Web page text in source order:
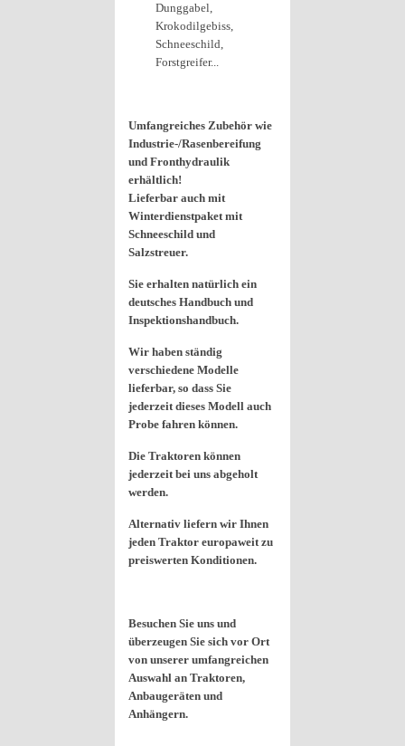
Dunggabel,
Krokodilgebiss,
Schneeschild,
Forstgreifer...
Umfangreiches Zubehör wie
Industrie-/Rasenbereifung
und Fronthydraulik
erhältlich!
Lieferbar auch mit
Winterdienstpaket mit
Schneeschild und
Salzstreuer.
Sie erhalten natürlich ein
deutsches Handbuch und
Inspektionshandbuch.
Wir haben ständig
verschiedene Modelle
lieferbar, so dass Sie
jederzeit dieses Modell auch
Probe fahren können.
Die Traktoren können
jederzeit bei uns abgeholt
werden.
Alternativ liefern wir Ihnen
jeden Traktor europaweit zu
preiswerten Konditionen.
Besuchen Sie uns und
überzeugen Sie sich vor Ort
von unserer umfangreichen
Auswahl an Traktoren,
Anbaugeräten und
Anhängern.